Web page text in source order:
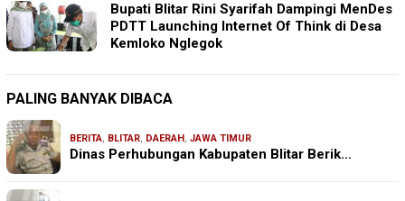
Bupati Blitar Rini Syarifah Dampingi MenDes
PDTT Launching Internet Of Think di Desa
Kemloko Nglegok
PALING BANYAK DIBACA
BERITA, BLITAR, DAERAH , JAWA TIMUR
Dinas Perhubungan Kabupaten Blitar Berik…